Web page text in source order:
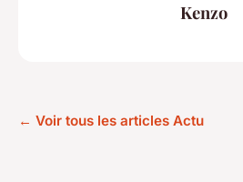
Kenzo
← Voir tous les articles Actu